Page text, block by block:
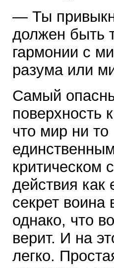
— Ты
должен быть
гармонии с
разума или
Самый
поверхность
что мир ни
критическом
действия
секрет воина
однако, что
верит. И на
легко.